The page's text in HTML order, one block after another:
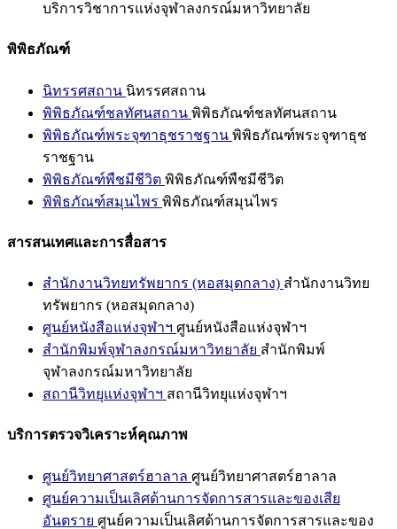
บริการวิชาการแห่งจุฬาลงกรณ์มหาวิทยาลัย
พิพิธภัณฑ์
นิทรรศสถาน นิทรรศสถาน
พิพิธภัณฑ์ชลทัศนสถาน พิพิธภัณฑ์ชลทัศนสถาน
พิพิธภัณฑ์พระจุฑาธุชราชฐาน พิพิธภัณฑ์พระจุฑาธุช
ราชฐาน
พิพิธภัณฑ์พืชมีชีวิต พิพิธภัณฑ์พืชมีชีวิต
พิพิธภัณฑ์สมุนไพร พิพิธภัณฑ์สมุนไพร
สารสนเทศและการสื่อสาร
สำนักงานวิทยทรัพยากร (หอสมุดกลาง) สำนักงานวิทย
ทรัพยากร (หอสมุดกลาง)
ศูนย์หนังสือแห่งจุฬาฯ ศูนย์หนังสือแห่งจุฬาฯ
สำนักพิมพ์จุฬาลงกรณ์มหาวิทยาลัย สำนักพิมพ์
จุฬาลงกรณ์มหาวิทยาลัย
สถานีวิทยุแห่งจุฬาฯ สถานีวิทยุแห่งจุฬาฯ
บริการตรวจวิเคราะห์คุณภาพ
ศูนย์วิทยาศาสตร์ฮาลาล ศูนย์วิทยาศาสตร์ฮาลาล
ศูนย์ความเป็นเลิศด้านการจัดการสารและของเสีย
อันตราย ศูนย์ความเป็นเลิศด้านการจัดการสารและของ